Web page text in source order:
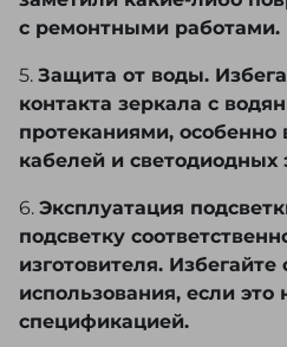
с ремонтными работами.
5. Защита от воды.
контакта зеркала с
протеканиями, особенно
кабелей и светодиодных
6. Эксплуатация
подсветку
изготовителя. Избегайте
использования, если это
спецификацией.